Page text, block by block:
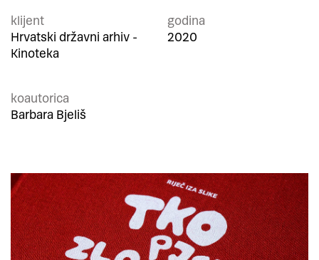
klijent
Hrvatski državni arhiv -
Kinoteka
godina
2020
koautorica
Barbara Bjeliš